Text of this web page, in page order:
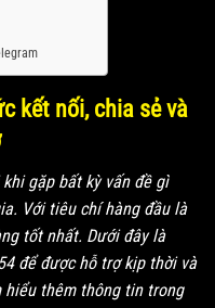
kết nối, chia sẻ và
gặp bất kỳ vấn đề gì
Với tiêu chí hàng đầu là
tốt nhất. Dưới đây là
để được hỗ trợ kịp thời và
thêm thông tin trong